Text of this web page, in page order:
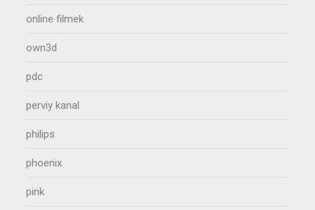
online filmek
own3d
pdc
perviy kanal
philips
phoenix
pink